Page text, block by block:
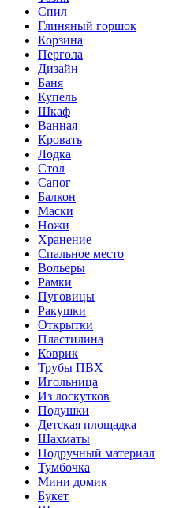
Спил
Глиняный горшок
Корзина
Пергола
Дизайн
Баня
Купель
Шкаф
Ванная
Кровать
Лодка
Стол
Сапог
Балкон
Маски
Ножи
Хранение
Спальное место
Вольеры
Рамки
Пуговицы
Ракушки
Открытки
Пластилина
Коврик
Трубы ПВХ
Игольница
Из лоскутков
Подушки
Детская площадка
Шахматы
Подручный материал
Тумбочка
Мини домик
Букет